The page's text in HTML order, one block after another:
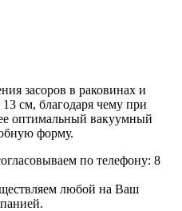
засоров в раковинах и
см, благодаря чему при
оптимальный вакуумный
форму.
по телефону: 8
любой на Ваш